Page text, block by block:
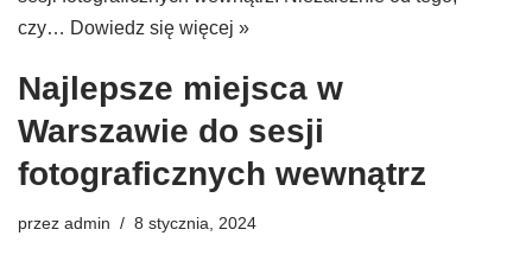
czy… Dowiedz się więcej »
Najlepsze miejsca w
Warszawie do sesji
fotograficznych wewnątrz
przez admin 8 stycznia, 2024